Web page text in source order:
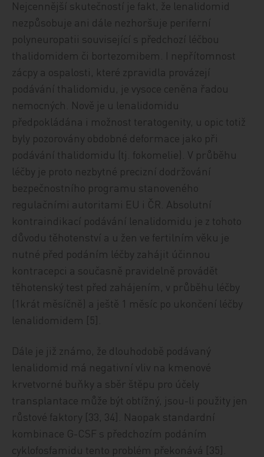
Nejcennější skutečností je fakt, že lenalidomid
nezpůsobuje ani dále nezhoršuje periferní
polyneuropatii související s předchozí léčbou
thalidomidem či bortezomibem. I nepřítomnost
zácpy a ospalosti, které zpravidla provázejí
podávání thalidomidu, je vysoce ceněna řadou
nemocných. Nově je u lenalidomidu
předpokládána i možnost teratogenity, u opic totiž
byly pozorovány obdobné deformace jako při
podávání thalidomidu (tj. fokomelie). V průběhu
léčby je proto nezbytné precizní dodržování
bezpečnostního programu stanoveného
regulačními autoritami EU i ČR. Absolutní
kontraindikací podávání lenalidomidu je z tohoto
důvodu těhotenství a u žen ve fertilním věku je
nutné před podáním léčby zahájit účinnou
kontracepci a současně pravidelně provádět
těhotenský test před zahájením, v průběhu léčby
(1krát měsíčně) a ještě 1 měsíc po ukončení léčby
lenalidomidem [5].
Dále je již známo, že dlouhodobě podávaný
lenalidomid má negativní vliv na kmenové
krvetvorné buňky a sběr štěpu pro účely
transplantace může být obtížný, jsou-li použity jen
růstové faktory [33, 34]. Naopak standardní
kombinace G-CSF s předchozím podáním
cyklofosfamidu tento problém překonává [35].